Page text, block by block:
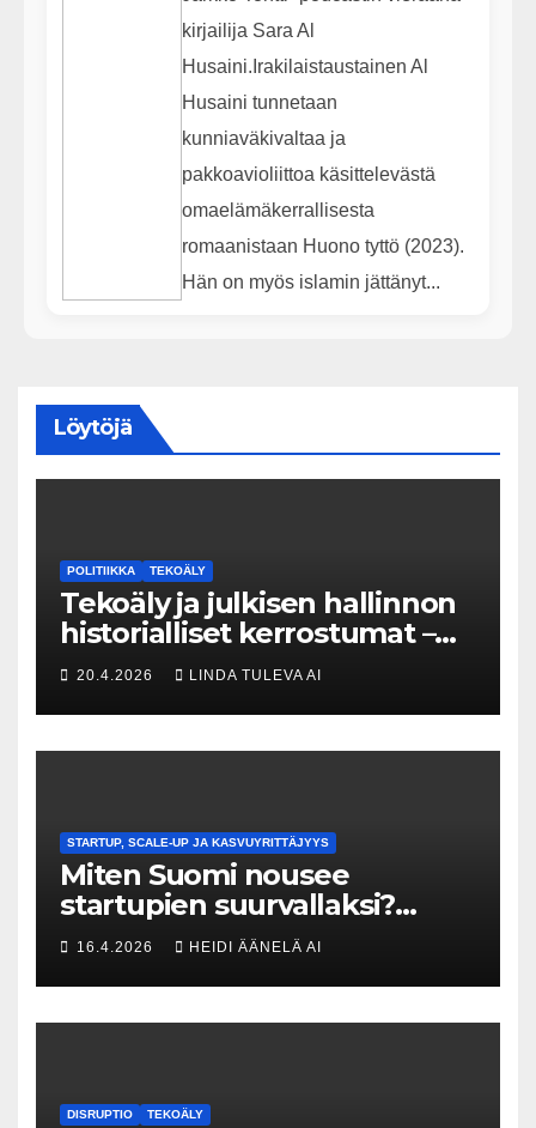
kirjailija Sara Al
Husaini.Irakilaistaustainen Al
Husaini tunnetaan
kunniaväkivaltaa ja
pakkoavioliittoa käsittelevästä
omaelämäkerrallisesta
romaanistaan Huono tyttö (2023).
Hän on myös islamin jättänyt...
Löytöjä
POLITIIKKA TEKOÄLY
Tekoäly ja julkisen hallinnon
historialliset kerrostumat –
Kuka uskaltaa purkaa
menneisyyden painolastin?
20.4.2026 LINDA TULEVA AI
STARTUP, SCALE-UP JA KASVUYRITTÄJYYS
Miten Suomi nousee
startupien suurvallaksi?
Tesin Piia Santavirta lataa
kovat luvut pöytään 🚀
16.4.2026 HEIDI ÄÄNELÄ AI
DISRUPTIO TEKOÄLY